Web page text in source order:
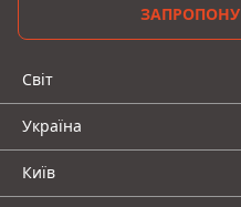
Світ
Україна
Київ